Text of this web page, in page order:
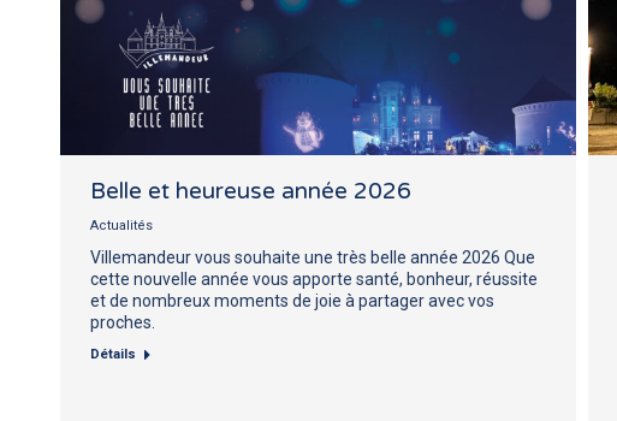
Belle et heureuse année 2026
Actualités
Villemandeur vous souhaite une très belle année 2026 Que
cette nouvelle année vous apporte santé, bonheur, réussite
et de nombreux moments de joie à partager avec vos
proches.
Détails